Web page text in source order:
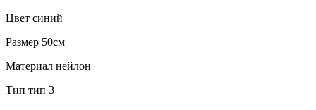
Цвет синий
Размер 50см
Материал нейлон
Тип тип 3